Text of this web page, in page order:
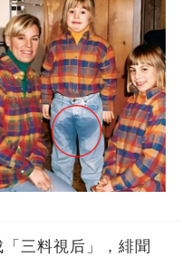
三料視后」，緋聞